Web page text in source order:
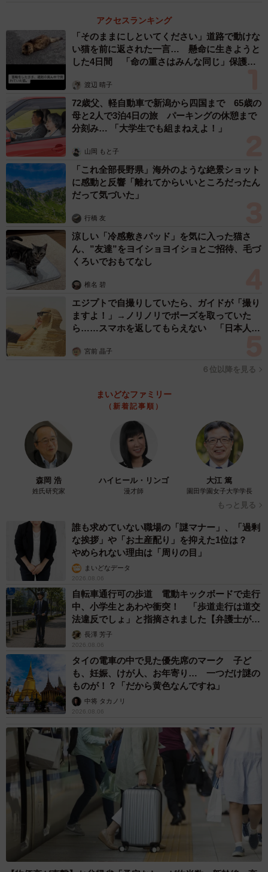
アクセスランキング
「そのままにしといてください」道路で動けな
い猫を前に返された一言… 懸命に生きようと
した4日間 「命の重さはみんな同じ」保護団
渡辺 晴子
72歳父、軽自動車で新潟から四国まで 65歳の
母と2人で3泊4日の旅 パーキングの休憩まで
分刻み… 「大学生でも組まねえよ！」
山岡 もと子
「これ全部長野県」海外のような絶景ショット
に感動と反響「離れてからいいところだったん
だって気づいた」
行橋 友
涼しい「冷感敷きパッド」を気に入った猫さ
ん、”友達”をヨイショヨイショとご招待、毛づ
くろいでおもてなし
椎名 碧
エジプトで自撮りしていたら、ガイドが「撮り
ますよ！」→ノリノリでポーズを取っていた
ら……スマホを返してもらえない 「日本人は
宮前 晶子
６位以降を見る
まいどなファミリー
（新着記事順）
森岡 浩
姓氏研究家
ハイヒール・リンゴ
漫才師
大江 篤
園田学園女子大学学長
もっと見る
誰も求めていない職場の「謎マナー」、「過剰
な挨拶」や「お土産配り」を抑えた1位は？
やめられない理由は「周りの目」
まいどなデータ
2026.08.06
自転車通行可の歩道 電動キックボードで走行
中、小学生とあわや衝突！ 「歩道走行は道交
法違反でしょ」と指摘されました【弁護士が解
説】長澤 芳子
2026.08.06
タイの電車の中で見た優先席のマーク 子ど
も、妊娠、けが人、お年寄り… 一つだけ謎の
ものが！？「だから黄色なんですね」
中将 タカノリ
2026.08.06